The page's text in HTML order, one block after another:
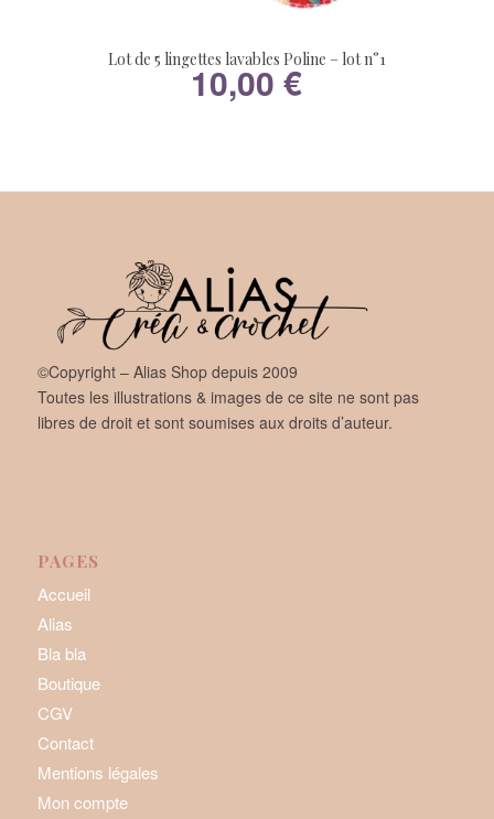
Lot de 5 lingettes lavables Poline – lot n°1
10,00€
©Copyright – Alias Shop depuis 2009
Toutes les illustrations & images de ce site ne sont pas
libres de droit et sont soumises aux droits d’auteur.
PAGES
Accueil
Alias
Bla bla
Boutique
CGV
Contact
Mentions légales
Mon compte